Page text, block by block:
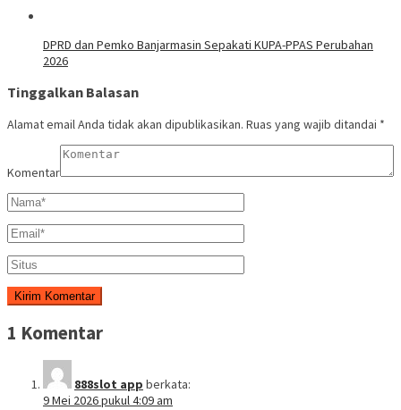
DPRD dan Pemko Banjarmasin Sepakati KUPA-PPAS Perubahan
2026
Tinggalkan Balasan
Alamat email Anda tidak akan dipublikasikan. Ruas yang wajib ditandai *
Komentar
1 Komentar
888slot app berkata:
9 Mei 2026 pukul 4:09 am